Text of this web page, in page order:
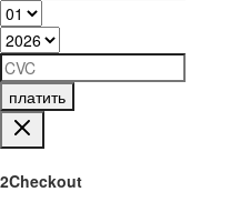
платить
2Checkout